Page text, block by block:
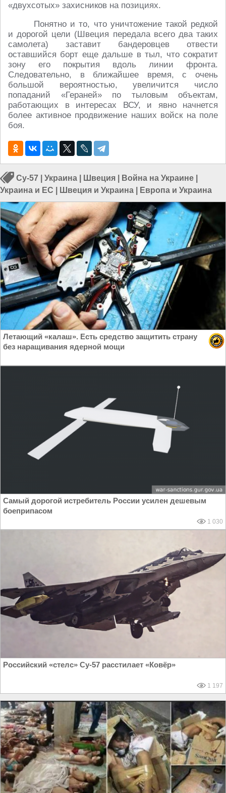
«двухсотых» захисников на позициях.
Понятно и то, что уничтожение такой редкой
и дорогой цели (Швеция передала всего два таких
самолета) заставит бандеровцев отвести
оставшийся борт еще дальше в тыл, что сократит
зону его покрытия вдоль линии фронта.
Следовательно, в ближайшее время, с очень
большой вероятностью, увеличится число
попаданий «Гераней» по тыловым объектам,
работающих в интересах ВСУ, и явно начнется
более активное продвижение наших войск на поле
боя.
Су-57 Украина Швеция Война на Украине
Украина и ЕС
Швеция и Украина Европа и Украина
Летающий «калаш». Есть средство защитить страну
без наращивания ядерной мощи
Самый дорогой истребитель России усилен дешевым
боеприпасом
1 030
Российский «стелс» Су-57 расстилает «Ковёр»
1 197